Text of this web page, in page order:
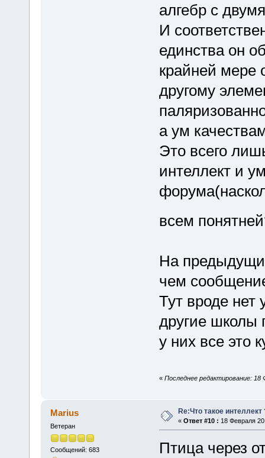
алгебр с
И
единства он
крайней мере
другому
а ум
Это всего
интеллект и
всем
На
чем
Тут вроде нет
другие школы
у них все это
« Последнее редактирование: 18
Marius
Ветеран
Сообщений: 683
Re:Что такое интеллект
« Ответ #10 : 18 Февраля
Птица через